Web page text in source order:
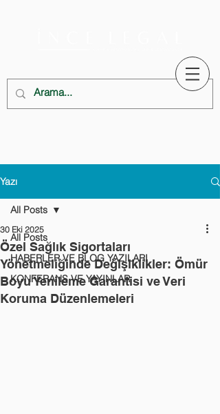
Yazı
All Posts
HABERLER VE BLOG YAZILARI
KONFERANS VE YAYINLAR
All Posts
Özel Sağlık Sigortaları
Yönetmeliğinde Değişiklikler: Ömür
Boyu Yenileme Garantisi ve Veri
Koruma Düzenlemeleri
30 Eki 2025